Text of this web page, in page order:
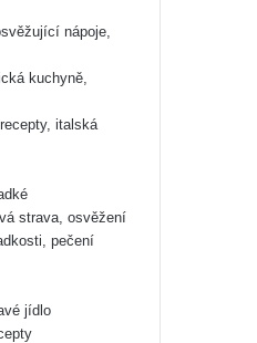
nápoje,
kuchyně,
italská
strava, osvěžení
pečení
jídlo